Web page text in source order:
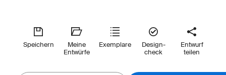
Speichern
Meine
Entwürfe
Exemplare
Design-
check
Entwurf
teilen